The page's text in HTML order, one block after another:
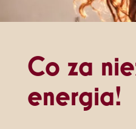
Co za
energia!